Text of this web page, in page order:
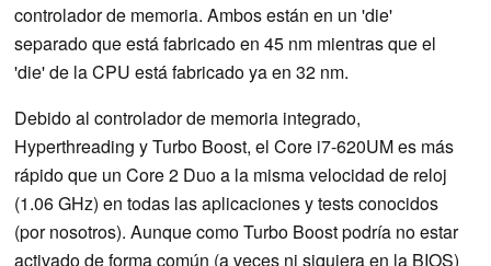
controlador de memoria. Ambos están en un 'die'
separado que está fabricado en 45 nm mientras que el
'die' de la CPU está fabricado ya en 32 nm.
Debido al controlador de memoria integrado,
Hyperthreading y Turbo Boost, el Core i7-620UM es más
rápido que un Core 2 Duo a la misma velocidad de reloj
(1.06 GHz) en todas las aplicaciones y tests conocidos
(por nosotros). Aunque como Turbo Boost podría no estar
activado de forma común (a veces ni siquiera en la BIOS)